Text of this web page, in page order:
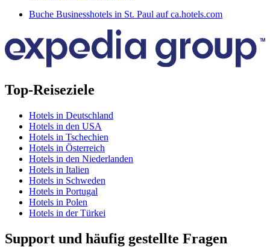
Buche Businesshotels in St. Paul auf ca.hotels.com
Top-Reiseziele
Hotels in Deutschland
Hotels in den USA
Hotels in Tschechien
Hotels in Österreich
Hotels in den Niederlanden
Hotels in Italien
Hotels in Schweden
Hotels in Portugal
Hotels in Polen
Hotels in der Türkei
Support und häufig gestellte Fragen